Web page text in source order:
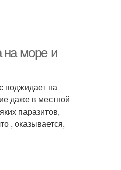
на море и
поджидает на
даже в местной
паразитов,
, оказывается,